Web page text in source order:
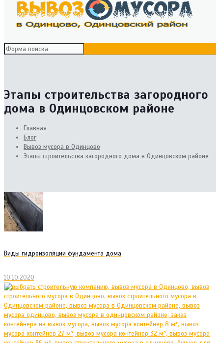
Этапы строительства загородного
дома в Одинцовском районе
Главная
Блог
Вывоз мусора в Одинцово
Этапы строительства загородного дома в Одинцовском районе
Виды гидроизоляции фундамента дома
10.10.2020